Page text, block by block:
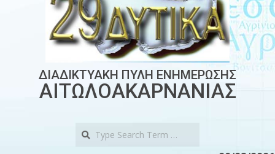
ΔΙΑΔΙΚΤΥΑΚΗ ΠΥΛΗ ΕΝΗΜΕΡΩΣΗΣ
ΑΙΤΩΛΟΑΚΑΡΝΑΝΙΑΣ